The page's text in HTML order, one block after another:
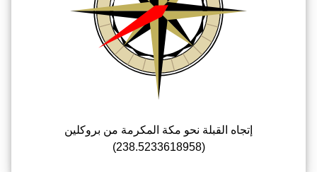
إتجاه القبلة نحو مكة المكرمة من بروكلين
(238.5233618958)